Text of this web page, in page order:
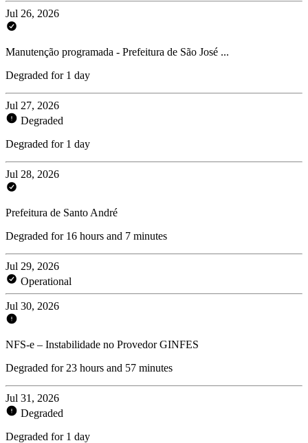
Jul 26, 2026
Manutenção programada - Prefeitura de São José ...
Degraded for 1 day
Jul 27, 2026
Degraded
Degraded for 1 day
Jul 28, 2026
Prefeitura de Santo André
Degraded for 16 hours and 7 minutes
Jul 29, 2026
Operational
Jul 30, 2026
NFS-e – Instabilidade no Provedor GINFES
Degraded for 23 hours and 57 minutes
Jul 31, 2026
Degraded
Degraded for 1 day